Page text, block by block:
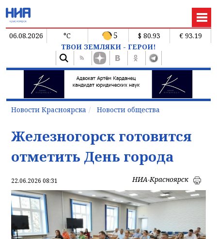
06.08.2026 °C 5 $ 80.93
€ 93.19
ТВОИ ЗЕМЛЯКИ - ГЕРОИ!
Новости Красноярска Новости общества
Железногорск готовится
отметить День города
22.06.2026 08:31 НИА-Красноярск